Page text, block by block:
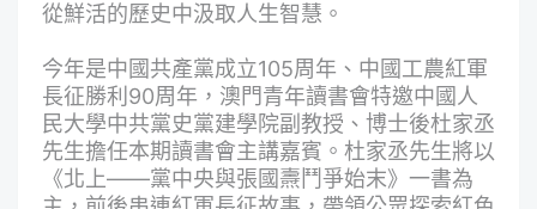
從鮮活的歷史中汲取人生智慧。
今年是中國共產黨成立105周年、中國工農紅軍
長征勝利90周年，澳門青年讀書會特邀中國人
民大學中共黨史黨建學院副教授、博士後杜家丞
先生擔任本期讀書會主講嘉賓。杜家丞先生將以
《北上——黨中央與張國燾鬥爭始末》一書為